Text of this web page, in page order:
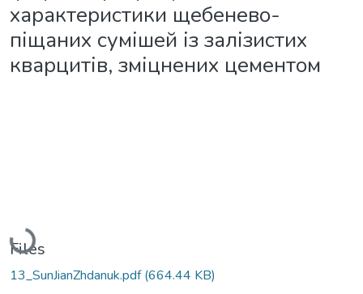
характеристики щебенево-
піщаних сумішей із залізистих
кварцитів, зміцнених цементом
Loading...
Files
13_SunJianZhdanuk.pdf(664.44 KB)